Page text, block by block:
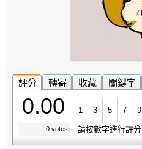
評分 轉寄 收藏 關鍵字
0.00
0 votes
1 3 5 7 9
請按數字進行評分